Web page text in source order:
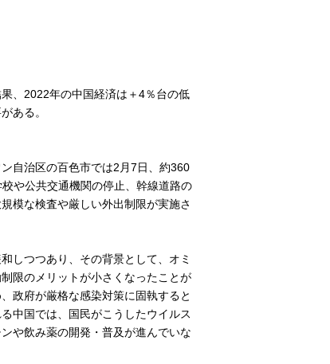
、2022年の中国経済は＋4％台の低
ある。
自治区の百色市では2月7日、約360
や公共交通機関の停止、幹線道路の
模な検査や厳しい外出制限が実施さ
しつつあり、その背景として、オミ
限のメリットが小さくなったことが
政府が厳格な感染対策に固執すると
中国では、国民がこうしたウイルス
や飲み薬の開発・普及が進んでいな